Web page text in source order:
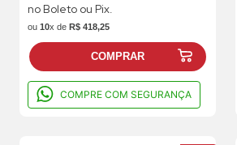
no Boleto ou Pix.
ou 10x de R$ 418,25
COMPRAR
COMPRE COM SEGURANÇA